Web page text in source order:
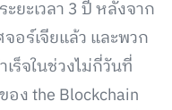
ยะเวลา 3 ปี หลังจาก
อร์เจียแล้ว และพวก
ร็จในช่วงไม่กี่วันที่
ของ the Blockchain